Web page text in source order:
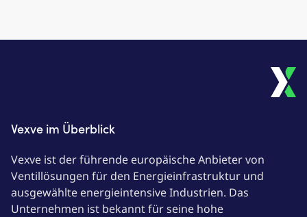
Vexve im Überblick
Vexve ist der führende europäische Anbieter von
Ventillösungen für den Energieinfrastruktur und
ausgewählte energieintensive Industrien. Das
Unternehmen ist bekannt für seine hohe